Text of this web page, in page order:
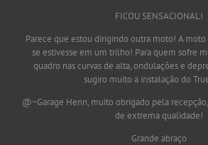
FICOU SENSACIONAL!
Parece que estou dirigindo outra moto! A moto
se estivesse em um trilho! Para quem sofre
quadro nas curvas de alta, ondulações e
sugiro muito a instalação do
@~Garage Henn, muito obrigado pela
de extrema qualidade!
Grande abraço